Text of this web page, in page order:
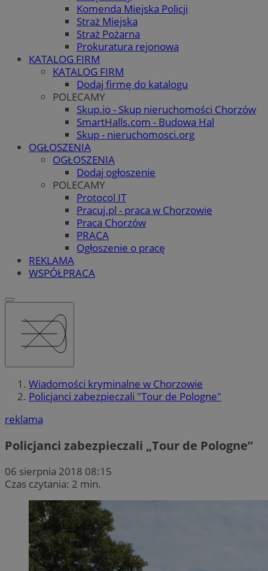
Komenda Miejska Policji
Straż Miejska
Straż Pożarna
Prokuratura rejonowa
KATALOG FIRM
KATALOG FIRM
Dodaj firmę do katalogu
POLECAMY
Skup.io - Skup nieruchomości Chorzów
SmartHalls.com - Budowa Hal
Skup - nieruchomosci.org
OGŁOSZENIA
OGŁOSZENIA
Dodaj ogłoszenie
POLECAMY
Protocol IT
Pracuj.pl - praca w Chorzowie
Praca Chorzów
PRACA
Ogłoszenie o pracę
REKLAMA
WSPÓŁPRACA
Wiadomości kryminalne w Chorzowie
Policjanci zabezpieczali "Tour de Pologne"
reklama
Policjanci zabezpieczali „Tour de Pologne”
06 sierpnia 2018 08:15
Czas czytania: 2 min.